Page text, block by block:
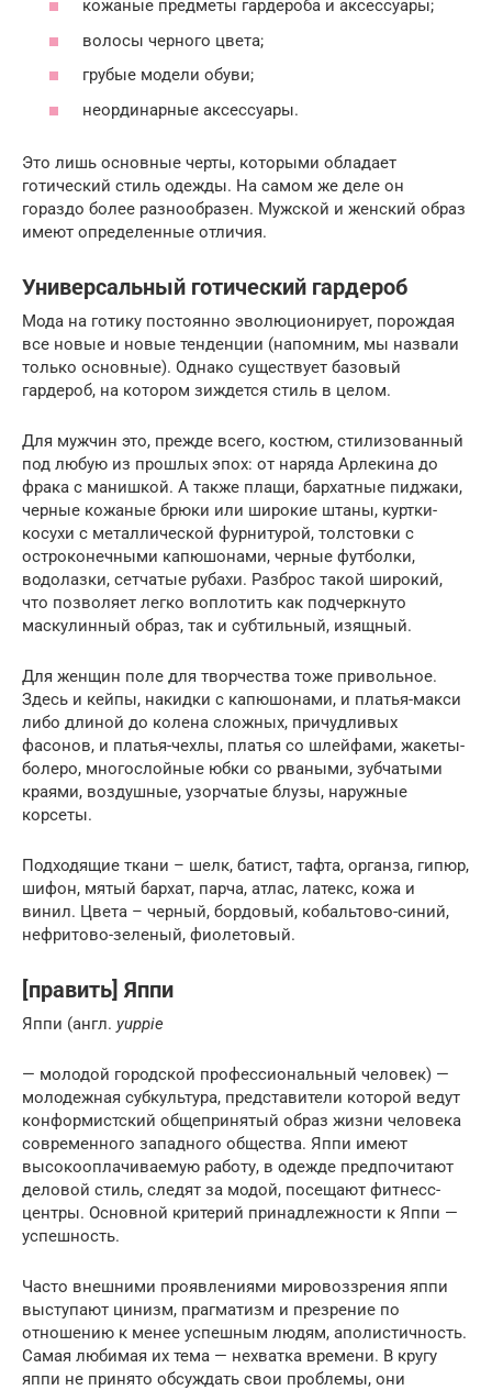
кожаные предметы гардероба и аксессуары;
волосы черного цвета;
грубые модели обуви;
неординарные аксессуары.
Это лишь основные черты, которыми обладает
готический стиль одежды. На самом же деле он
гораздо более разнообразен. Мужской и женский образ
имеют определенные отличия.
Универсальный готический гардероб
Мода на готику постоянно эволюционирует, порождая
все новые и новые тенденции (напомним, мы назвали
только основные). Однако существует базовый
гардероб, на котором зиждется стиль в целом.
Для мужчин это, прежде всего, костюм, стилизованный
под любую из прошлых эпох: от наряда Арлекина до
фрака с манишкой. А также плащи, бархатные пиджаки,
черные кожаные брюки или широкие штаны, куртки-
косухи с металлической фурнитурой, толстовки с
остроконечными капюшонами, черные футболки,
водолазки, сетчатые рубахи. Разброс такой широкий,
что позволяет легко воплотить как подчеркнуто
маскулинный образ, так и субтильный, изящный.
Для женщин поле для творчества тоже привольное.
Здесь и кейпы, накидки с капюшонами, и платья-макси
либо длиной до колена сложных, причудливых
фасонов, и платья-чехлы, платья со шлейфами, жакеты-
болеро, многослойные юбки со рваными, зубчатыми
краями, воздушные, узорчатые блузы, наружные
корсеты.
Подходящие ткани – шелк, батист, тафта, органза, гипюр,
шифон, мятый бархат, парча, атлас, латекс, кожа и
винил. Цвета – черный, бордовый, кобальтово-синий,
нефритово-зеленый, фиолетовый.
[править] Яппи
Яппи (англ. yuppie
— молодой городской профессиональный человек) —
молодежная субкультура, представители которой ведут
конформистский общепринятый образ жизни человека
современного западного общества. Яппи имеют
высокооплачиваемую работу, в одежде предпочитают
деловой стиль, следят за модой, посещают фитнесс-
центры. Основной критерий принадлежности к Яппи —
успешность.
Часто внешними проявлениями мировоззрения яппи
выступают цинизм, прагматизм и презрение по
отношению к менее успешным людям, аполистичность.
Самая любимая их тема — нехватка времени. В кругу
яппи не принято обсуждать свои проблемы, они